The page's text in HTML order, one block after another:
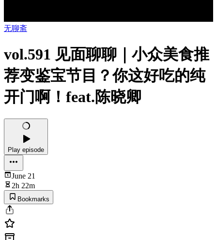
无聊斋
vol.591 见面聊聊｜小众美食推
荐变鉴宝节目？你这好吃的纯
开门啊！feat.陈晓卿
Play episode
June 21
2h 22m
Bookmarks